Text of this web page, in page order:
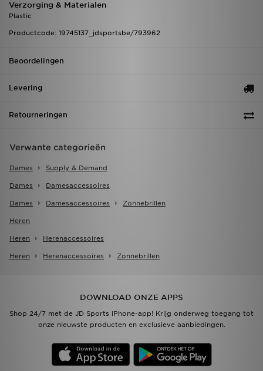
Verzorging & Materialen
Plastic
Productcode: 19745137_jdsportsbe/793962
Beoordelingen
Levering
Retourneringen
Verwante categorieën
Dames Supply & Demand
Dames Damesaccessoires
Dames Damesaccessoires Zonnebrillen
Heren
Heren Herenaccessoires
Heren Herenaccessoires Zonnebrillen
DOWNLOAD ONZE APPS
Shop 24/7 met de JD Sports iPhone-app! Krijg onderweg toegang tot
onze nieuwste producten en exclusieve aanbiedingen.